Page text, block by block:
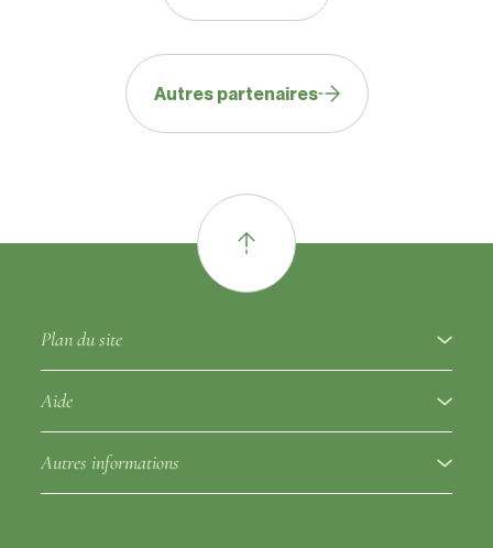
Autres partenaires
Plan du site
Porte-greffes
Aide
Glossaire ampélographique
Autres informations